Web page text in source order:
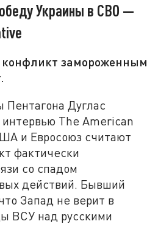
Украины в СВО —
замороженным
Пентагона Дуглас
интервью The American
и Евросоюз считают
фактически
со спадом
действий. Бывший
Запад не верит в
ВСУ над русскими